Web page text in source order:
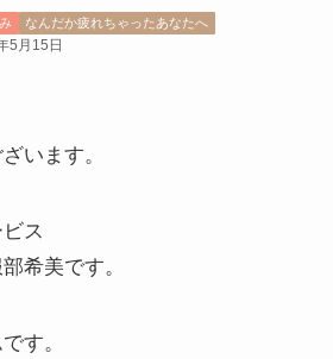
なんだか疲れちゃったあなたへ
5月15日
います。
ビス
希美です。
す。